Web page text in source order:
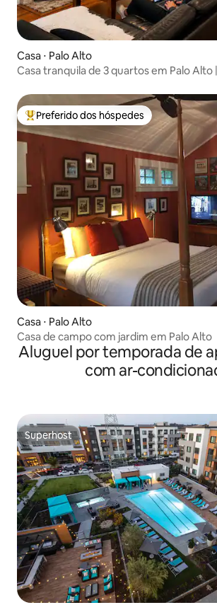
Casa ⋅ Palo Alto
Casa tranquila de 3 quartos em Palo Alto
Entre os melhores preferidos dos
Preferido dos hóspedes
Casa ⋅ Palo Alto
Casa de campo com jardim em Palo Alto
Aluguel por temporada de
com ar-
Superhost
Superhost